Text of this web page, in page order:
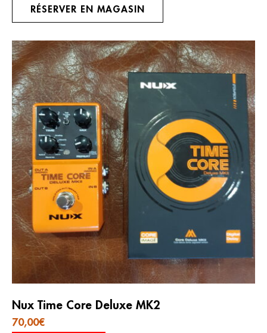
RÉSERVER EN MAGASIN
Nux Time Core Deluxe MK2
70,00€